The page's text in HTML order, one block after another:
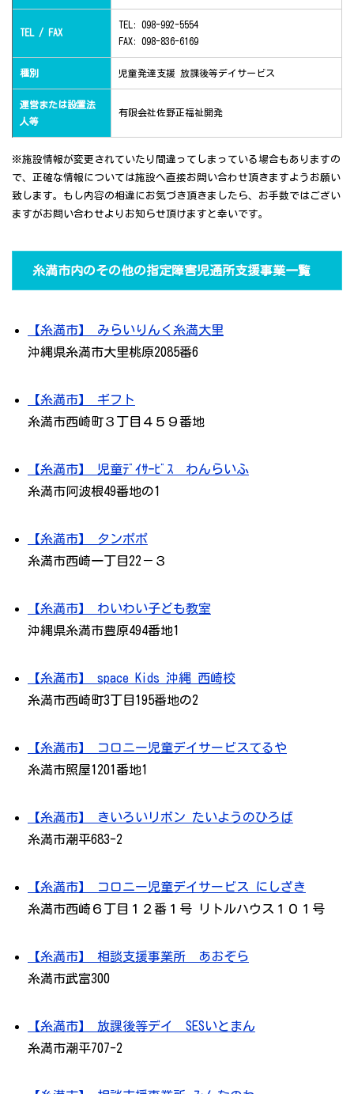
TEL / FAX
TEL: 098-992-5554
FAX: 098-836-6169
種別 児童発達支援 放課後等デイサービス
運営または設置法
人等
有限会社佐野正福祉開発
※施設情報が変更されていたり間違ってしまっている場合もありますの
で、正確な情報については施設へ直接お問い合わせ頂きますようお願い
致します。もし内容の相違にお気づき頂きましたら、お手数ではござい
ますがお問い合わせよりお知らせ頂けますと幸いです。
糸満市内のその他の指定障害児通所支援事業一覧
【糸満市】 みらいりんく糸満大里
沖縄県糸満市大里桃原2085番6
【糸満市】 ギフト
糸満市西崎町３丁目４５９番地
【糸満市】 児童ﾃﾞｲｻｰﾋﾞｽ わんらいふ
糸満市阿波根49番地の1
【糸満市】 タンポポ
糸満市西崎一丁目22－３
【糸満市】 わいわい子ども教室
沖縄県糸満市豊原494番地1
【糸満市】 space Kids 沖縄 西崎校
糸満市西崎町3丁目195番地の2
【糸満市】 コロニー児童デイサービスてるや
糸満市照屋1201番地1
【糸満市】 きいろいリボン たいようのひろば
糸満市潮平683-2
【糸満市】 コロニー児童デイサービス にしざき
糸満市西崎６丁目１２番１号 リトルハウス１０１号
【糸満市】 相談支援事業所 あおぞら
糸満市武富300
【糸満市】 放課後等デイ SESいとまん
糸満市潮平707-2